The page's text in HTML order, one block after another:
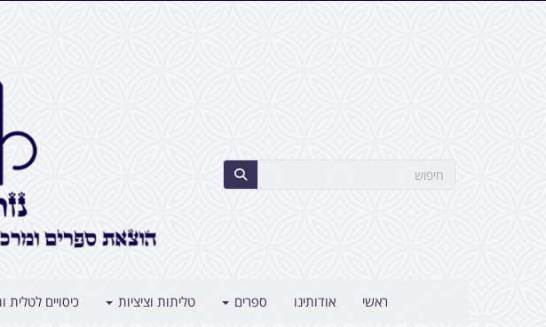
ראשי אודותינו ספרים טליתות וציציות כיסויים לטלית